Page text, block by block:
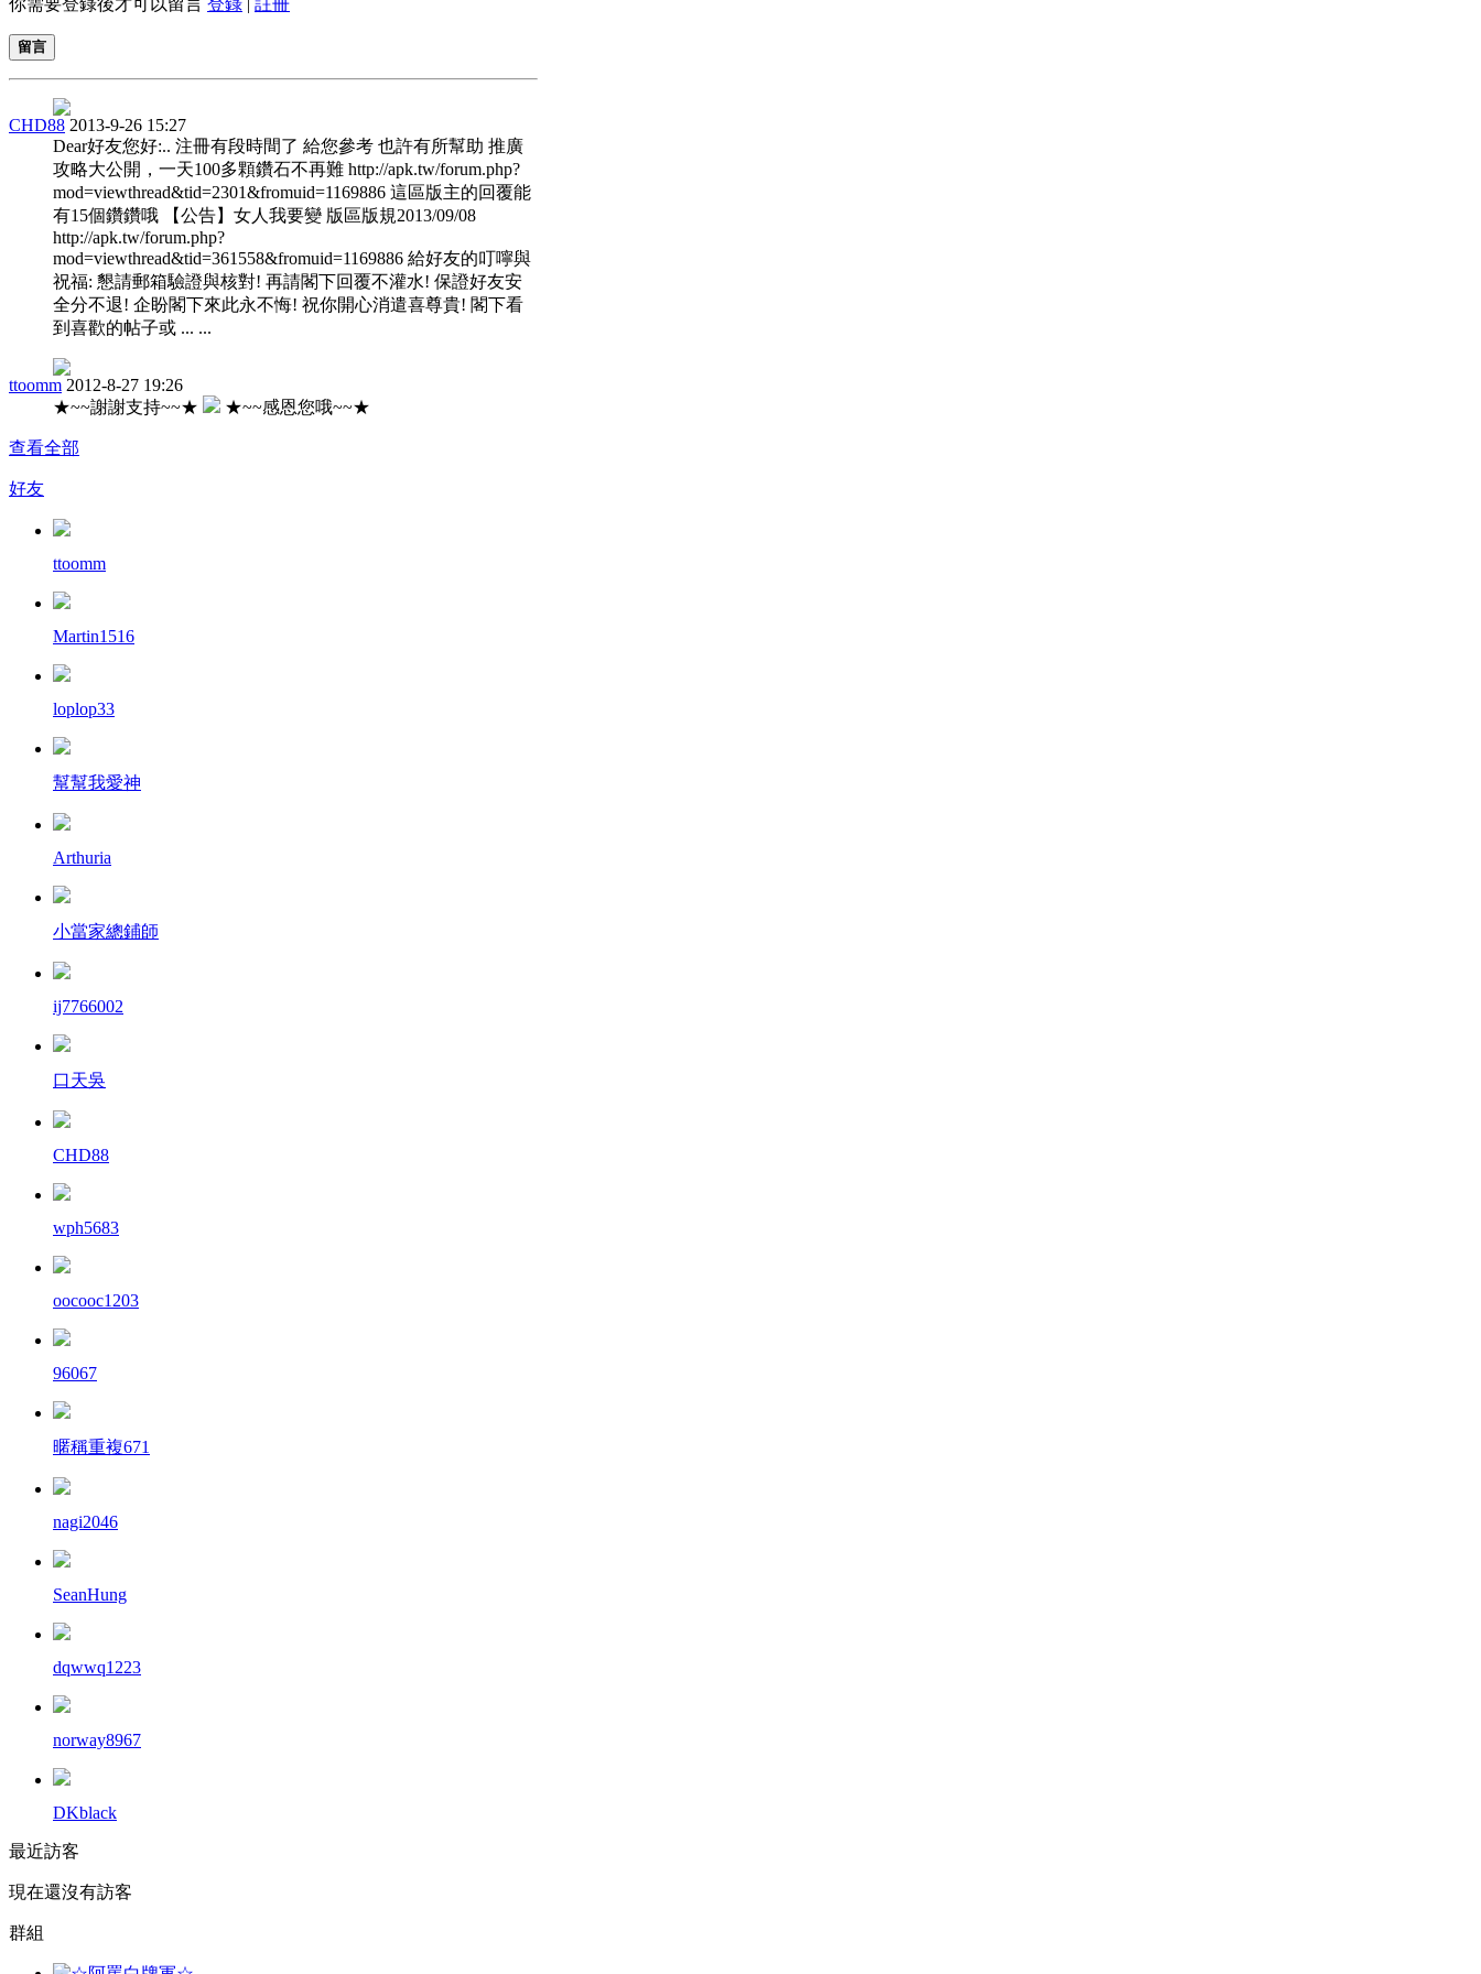
留言
CHD88 2013-9-26 15:27
Dear好友您好:.. 注冊有段時間了 給您參考 也許有所幫助 推廣
攻略大公開，一天100多顆鑽石不再難 http://apk.tw/forum.php?
mod=viewthread&tid=2301&fromuid=1169886 這區版主的回覆能
有15個鑽鑽哦 【公告】女人我要變 版區版規2013/09/08
http://apk.tw/forum.php?
mod=viewthread&tid=361558&fromuid=1169886 給好友的叮嚀與
祝福: 懇請郵箱驗證與核對! 再請閣下回覆不灌水! 保證好友安
全分不退! 企盼閣下來此永不悔! 祝你開心消遣喜尊貴! 閣下看
到喜歡的帖子或 ... ...
ttoomm 2012-8-27 19:26
★~~謝謝支持~~★
★~~感恩您哦~~★
查看全部
好友
ttoomm
Martin1516
loplop33
幫幫我愛神
Arthuria
小當家總鋪師
ij7766002
口天吳
CHD88
wph5683
oocooc1203
96067
暱稱重複671
nagi2046
SeanHung
dqwwq1223
norway8967
DKblack
最近訪客
現在還沒有訪客
群組